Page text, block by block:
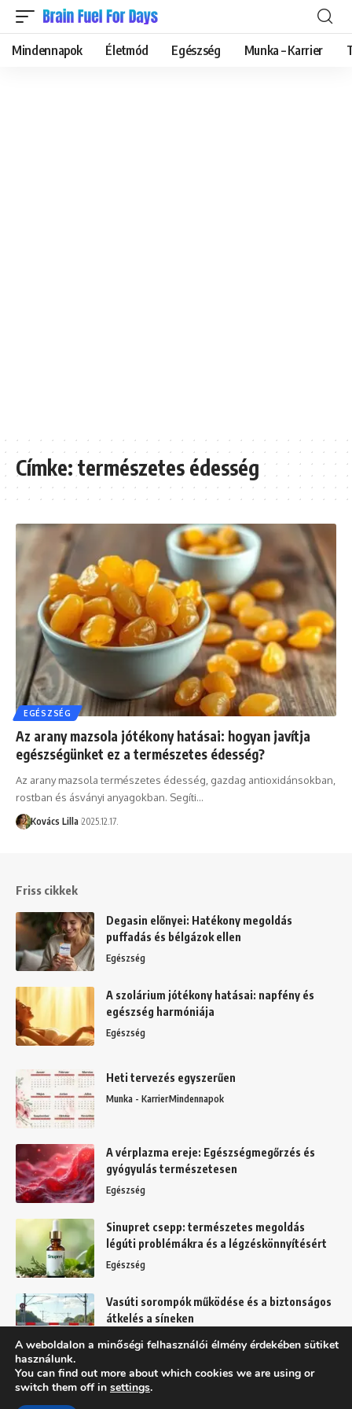
Mindennapok Életmód Egészség Munka – Karrier
Címke:természetes édesség
EGÉSZSÉG
Az arany mazsola jótékony hatásai: hogyan javítja
egészségünket ez a természetes édesség?
Az arany mazsola természetes édesség, gazdag antioxidánsokban,
rostban és ásványi anyagokban. Segíti…
Kovács Lilla 2025.12.17.
Friss cikkek
Degasin előnyei: Hatékony megoldás
puffadás és bélgázok ellen
Egészség
A szolárium jótékony hatásai: napfény és
egészség harmóniája
Egészség
Heti tervezés egyszerűen
Munka - KarrierMindennapok
A vérplazma ereje: Egészségmegőrzés és
gyógyulás természetesen
Egészség
Sinupret csepp: természetes megoldás
légúti problémákra és a légzéskönnyítésért
Egészség
Vasúti sorompók működése és a biztonságos
átkelés a síneken
Mindennapok
Felhasználási feltételek
A weboldalon a minőségi felhasználói élmény érdekében sütiket
használunk.
You can find out more about which cookies we are using or
switch them off in settings.